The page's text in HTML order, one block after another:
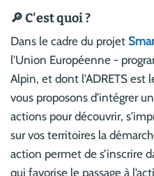
🔎 C'est quoi ?
Dans le cadre du projet
l'Union Européenne -
Alpin, et dont l'ADRETS est
vous proposons d'intégrer
actions pour découvrir,
sur vos territoires la
action permet de s’inscrire
qui favorise le passage à